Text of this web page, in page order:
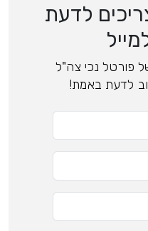
לדעת
פורטל נכי צה"ל
לדעת באמת!